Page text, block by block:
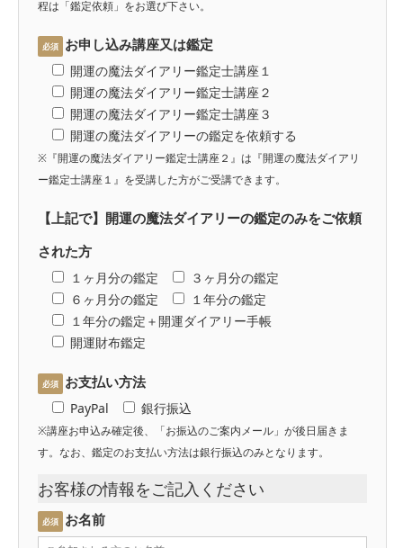
程は「鑑定依頼」をお選び下さい。
必須 お申し込み講座又は鑑定
開運の魔法ダイアリー鑑定士講座１
開運の魔法ダイアリー鑑定士講座２
開運の魔法ダイアリー鑑定士講座３
開運の魔法ダイアリーの鑑定を依頼する
※『開運の魔法ダイアリー鑑定士講座２』は『開運の魔法ダイアリ
ー鑑定士講座１』を受講した方がご受講できます。
【上記で】開運の魔法ダイアリーの鑑定のみをご依頼
された方
１ヶ月分の鑑定
３ヶ月分の鑑定
６ヶ月分の鑑定
１年分の鑑定
１年分の鑑定＋開運ダイアリー手帳
開運財布鑑定
必須 お支払い方法
PayPal 銀行振込
※講座お申込み確定後、「お振込のご案内メール」が後日届きま
す。なお、鑑定のお支払い方法は銀行振込のみとなります。
お客様の情報をご記入ください
必須 お名前